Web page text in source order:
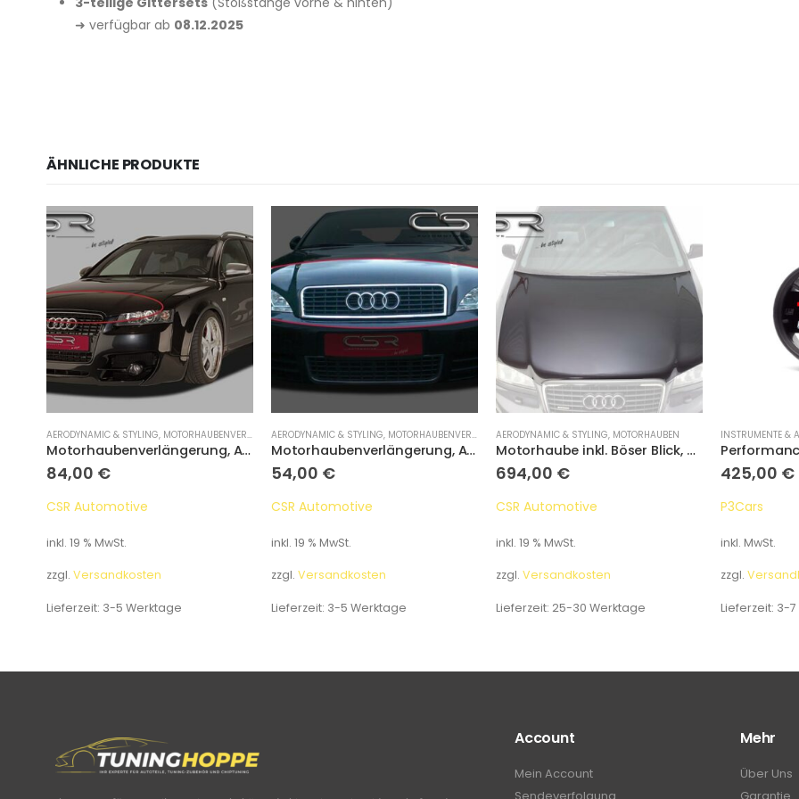
➜ verfügbar ab 08.12.2025
ÄHNLICHE PRODUKTE
AERODYNAMIC & STYLING, MOTORHAUBENVERLÄNGERUNG
Motorhaubenverlängerung, Audi A4 B6
84,00 €
CSR Automotive
inkl. 19 % MwSt.
zzgl. Versandkosten
Lieferzeit: 3-5 Werktage
AERODYNAMIC & STYLING, MOTORHAUBENVERLÄNGERUNG
Motorhaubenverlängerung, Audi A4 B6
54,00 €
CSR Automotive
inkl. 19 % MwSt.
zzgl. Versandkosten
Lieferzeit: 3-5 Werktage
AERODYNAMIC & STYLING, MOTORHAUBEN
Motorhaube inkl. Böser Blick, Audi A8 Typ D2 / 4D
694,00 €
CSR Automotive
inkl. 19 % MwSt.
zzgl. Versandkosten
Lieferzeit: 25-30 Werktage
INSTRUMENTE &
425,00 €
P3Cars
inkl. MwSt.
zzgl.
Lieferzeit: 3-7
Account
Mein Account
Sendeverfolgung
Mehr
Über Uns
Garantie